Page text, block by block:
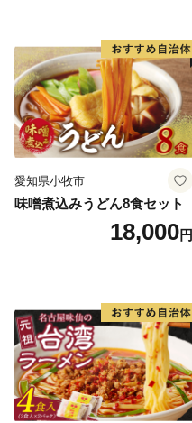
愛知県小牧市
味噌煮込みうどん8食セット
18,000円